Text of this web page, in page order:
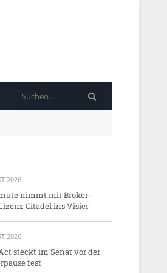
2026
nimmt mit Broker-
Citadel ins Visier
2026
steckt im Senat vor der
fest